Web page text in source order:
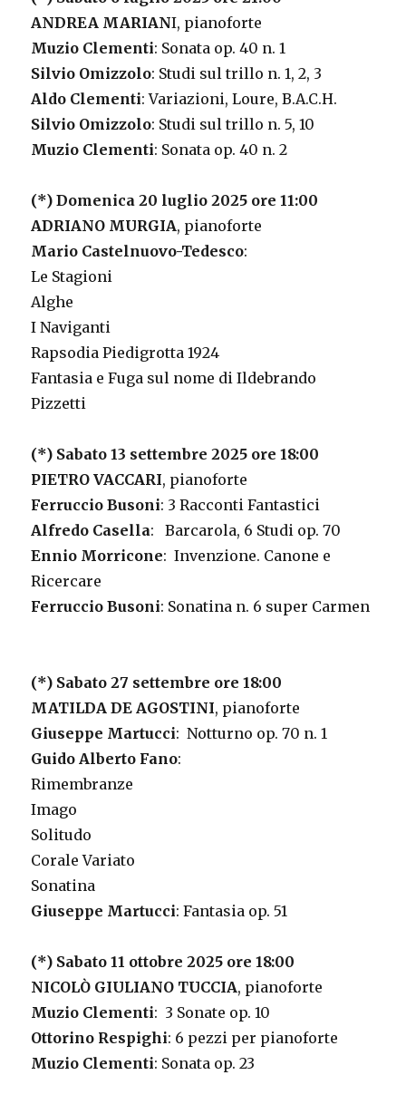
ANDREA MARIANI, pianoforte
Muzio Clementi: Sonata op. 40 n. 1
Silvio Omizzolo: Studi sul trillo n. 1, 2, 3
Aldo Clementi: Variazioni, Loure, B.A.C.H.
Silvio Omizzolo: Studi sul trillo n. 5, 10
Muzio Clementi: Sonata op. 40 n. 2
(*) Domenica 20 luglio 2025 ore 11:00
ADRIANO MURGIA, pianoforte
Mario Castelnuovo-Tedesco:
Le Stagioni
Alghe
I Naviganti
Rapsodia Piedigrotta 1924
Fantasia e Fuga sul nome di Ildebrando
Pizzetti
(*) Sabato 13 settembre 2025 ore 18:00
PIETRO VACCARI, pianoforte
Ferruccio Busoni: 3 Racconti Fantastici
Alfredo Casella: Barcarola, 6 Studi op. 70
Ennio Morricone: Invenzione. Canone e
Ricercare
Ferruccio Busoni: Sonatina n. 6 super Carmen
(*) Sabato 27 settembre ore 18:00
MATILDA DE AGOSTINI, pianoforte
Giuseppe Martucci: Notturno op. 70 n. 1
Guido Alberto Fano:
Rimembranze
Imago
Solitudo
Corale Variato
Sonatina
Giuseppe Martucci: Fantasia op. 51
(*) Sabato 11 ottobre 2025 ore 18:00
NICOLÒ GIULIANO TUCCIA, pianoforte
Muzio Clementi: 3 Sonate op. 10
Ottorino Respighi: 6 pezzi per pianoforte
Muzio Clementi: Sonata op. 23